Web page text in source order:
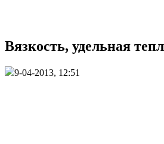
Вязкость, удельная
9-04-2013, 12:51